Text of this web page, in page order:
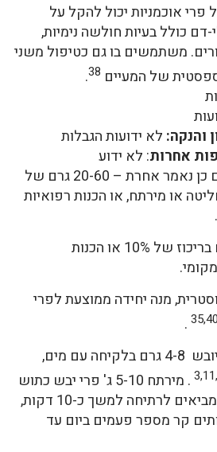
פרי אוכמניות יכול להקל על
כולל בעיות חולשה נימיות,
משתמשים בו גם כטיפול משני
של המעיים 38
.
והנקה: לא ידועות הגבלות
אחרות: לא ידוע
אלא אם כן נאמר אחרת – 20-60 גרם של
או מירתח, או הכנות רפואיות
מירתח בריכוז של 10% או הכנות
מנה יחידה ממוצעת לפרי
35,40
.
שימוש פנימי – פרי מיובש 4-8 גרם בלקיחה עם מים,
. מירתח 5-10 ג' פרי יבש כתוש
ב-150 מ"ל מים קרים, מביאים לרתיחה למשך כ-10 דקות,
קר מספר פעמים ביום עד